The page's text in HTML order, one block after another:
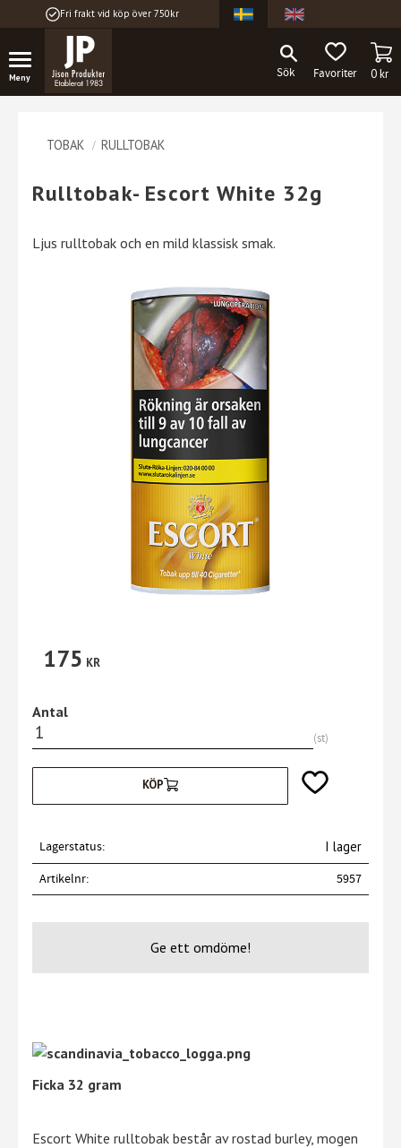
Fri frakt vid köp över 750kr
FAVORITER0kr
TOBAK RULLTOBAK
Rulltobak- Escort White 32g
Ljus rulltobak och en mild klassisk smak.
175 KR
Antal
st
KÖP Lägg till i
Lagerstatus
I lager
Artikelnr
5957
Ge ett omdöme!
Ficka 32 gram
Escort White rulltobak består av rostad burley, mogen